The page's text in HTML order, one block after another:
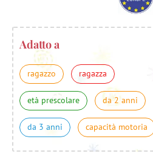
Adatto a
ragazzo ragazza
età prescolare da 2 anni
da 3 anni capacità motoria